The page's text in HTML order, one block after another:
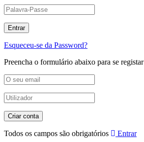
Esqueceu-se da Password?
Preencha o formulário abaixo para se registar
Todos os campos são obrigatórios Entrar